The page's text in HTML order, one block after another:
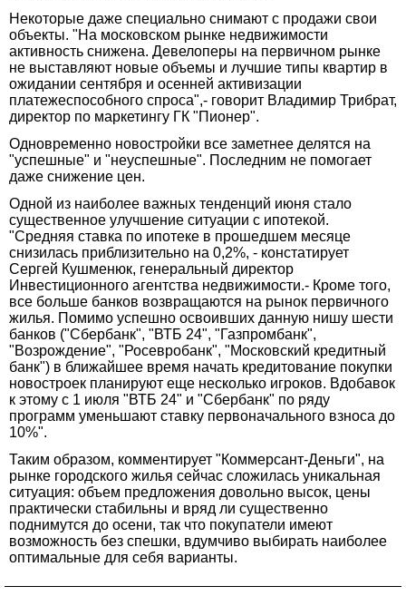
Некоторые даже специально снимают с продажи свои
объекты. "На московском рынке недвижимости
активность снижена. Девелоперы на первичном рынке
не выставляют новые объемы и лучшие типы квартир в
ожидании сентября и осенней активизации
платежеспособного спроса",- говорит Владимир Трибрат,
директор по маркетингу ГК "Пионер".
Одновременно новостройки все заметнее делятся на
"успешные" и "неуспешные". Последним не помогает
даже снижение цен.
Одной из наиболее важных тенденций июня стало
существенное улучшение ситуации с ипотекой.
"Средняя ставка по ипотеке в прошедшем месяце
снизилась приблизительно на 0,2%, - констатирует
Сергей Кушменюк, генеральный директор
Инвестиционного агентства недвижимости.- Кроме того,
все больше банков возвращаются на рынок первичного
жилья. Помимо успешно освоивших данную нишу шести
банков ("Сбербанк", "ВТБ 24", "Газпромбанк",
"Возрождение", "Росевробанк", "Московский кредитный
банк") в ближайшее время начать кредитование покупки
новостроек планируют еще несколько игроков. Вдобавок
к этому с 1 июля "ВТБ 24" и "Сбербанк" по ряду
программ уменьшают ставку первоначального взноса до
10%".
Таким образом, комментирует "Коммерсант-Деньги", на
рынке городского жилья сейчас сложилась уникальная
ситуация: объем предложения довольно высок, цены
практически стабильны и вряд ли существенно
поднимутся до осени, так что покупатели имеют
возможность без спешки, вдумчиво выбирать наиболее
оптимальные для себя варианты.